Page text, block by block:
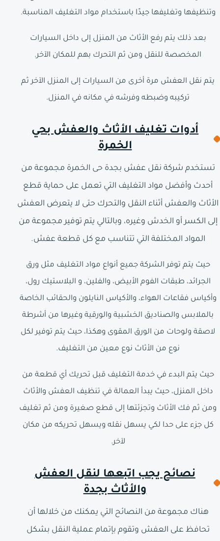
وتنظيفها وتغليفها جيدًا باستخدام مواد التغليف المناسبة.
بعد ذلك يتم رفع الأثاث من المنزل إلى داخل السيارات
المخصصة للنقل ومن ثم التحرك بهم للمكان الآخر.
يتم نقل العفش مرة أخرى من السيارات إلى المنزل الآخر ثم
تركيبه وضبطه وفرشه في مكانه في المنزل.
أدوات تغليف الأثاث والعفش بحي
الخمرة
تستخدم شركة نقل عفش بجدة حى الخمرة مجموعة من
أحدث وأفضل مواد التغليف التي تعمل على حماية قطع
الأثاث والعفش أثناء النقل والتحرك حتى لا يتعرض العفش
إلى الكسر أو الخدش وغيره، وبالتالي يتم توفير مجموعة من
المواد المختلفة التي تتناسب مع كل قطعة عفش.
حيث يتم توفر الشركة جميع أنواع مواد التغليف مثل ورق
الجرائد، طبقات الفوم الأبيض، والفلين، و البلاستيك رول،
وأكياس فقاعات الهواء، والأكياس النايلون والحقائب الخاصة
بالملابس والصناديق الخشبية والورقية وغيرها من أشرطة
لاصقة ولوحات من الورق المقوى وهكذا، حيث يتم توفير لكل
نوع من الأثاث نوع معين من التغليف.
حيث يتم البدء في خدمة التغليف قبل تحريك أي قطعة من
داخل المنزل، حيث يبدأ العمالة في تنظيف العفش والأثاث
ومن ثم فك الأثاث وتجزئتها إلى قطع صغيرة ومن ثم تغليف
كل جزء على حدا لكي يسهل نقله ويسهل تحريكه من مكان
لآخر.
نصائح يجب اتبعها لنقل العفش
والأثاث بجدة
هناك مجموعة من النصائح التي يمكنك من خلالها أن
تحافظ على العفش وتقوم بإتمام عملية النقل بشكل